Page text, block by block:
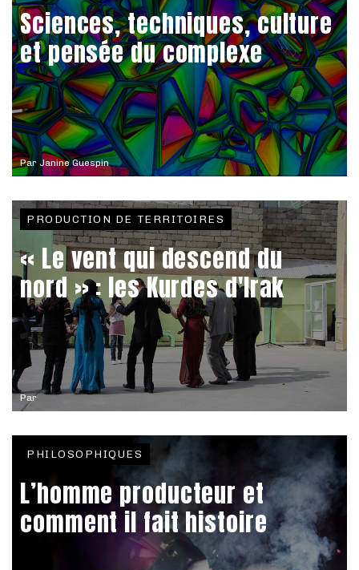
Par Janine Guespin
Sciences, techniques, culture
et pensée du complexe
Par
PRODUCTION DE TERRITOIRES
« Le vent qui descend du
nord » : les Kurdes d'Irak
PHILOSOPHIQUES
L’homme producteur et
comment il fait histoire